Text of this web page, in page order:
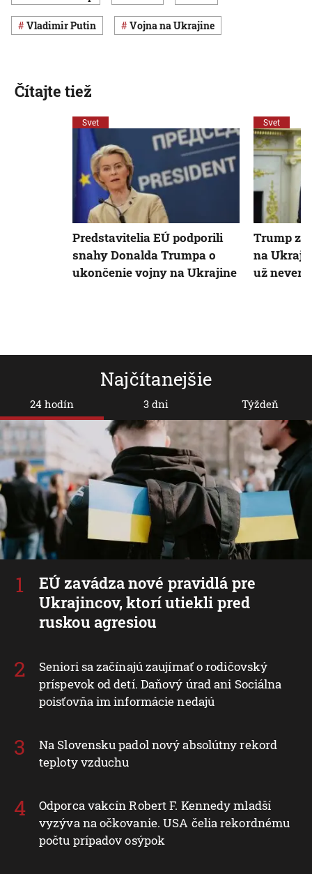
Vladimir Putin vojna na Ukrajine
Najčítanejšie
24 hodín
EÚ zavádza nové pravidlá pre
Ukrajincov, ktorí utiekli pred
ruskou agresiou
Seniori sa začínajú zaujímať o rodičovský
príspevok od detí. Daňový úrad ani Sociálna
poisťovňa im informácie nedajú
Na Slovensku padol nový absolútny rekord
teploty vzduchu
Odporca vakcín Robert F. Kennedy mladší
vyzýva na očkovanie. USA čelia rekordnému
počtu prípadov osýpok
3 dni Týždeň
Čítajte tiež
Svet
Predstavitelia EÚ podporili
snahy Donalda Trumpa o
ukončenie vojny na Ukrajine
Svet
Trump
na
už neverí